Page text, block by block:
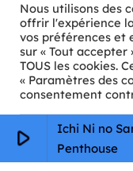
play_arrow
Ichi Ni no
Penthouse
ℹ️ INFOS
✉️Contact
🦊Qui sommes-
📄
Mentions légales
Nous utilisons des
offrir l'expérience
vos préférences et
sur « Tout accepter
TOUS les cookies.
« Paramètres des
consentement
Paramètres Cookie